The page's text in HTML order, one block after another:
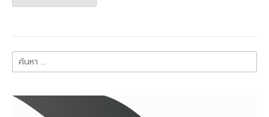
ค้นหา
สำหรับ: